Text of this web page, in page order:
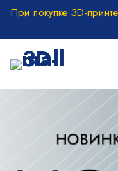
При покупке 3D-